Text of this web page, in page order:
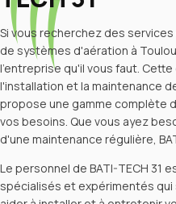
Si vous recherchez des
de systèmes d'aération à
l'entreprise qu'il vous faut.
l'installation et la maintenance
propose une gamme complète
vos besoins. Que vous ayez
d'une maintenance régulière,
Le personnel de BATI-TECH 31
spécialisés et expérimentés